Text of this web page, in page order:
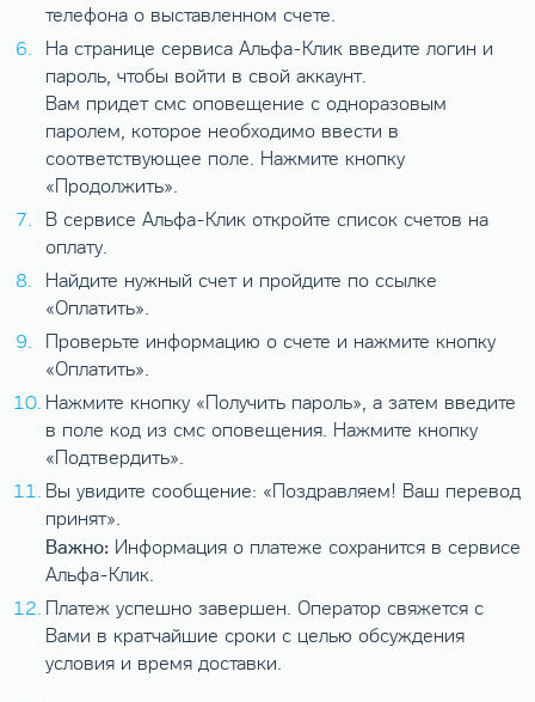
телефона о выставленном счете.
На странице сервиса Альфа-Клик введите логин и
пароль, чтобы войти в свой аккаунт.
Вам придет смс оповещение с одноразовым
паролем, которое необходимо ввести в
соответствующее поле. Нажмите кнопку
«Продолжить».
В сервисе Альфа-Клик откройте список счетов на
оплату.
Найдите нужный счет и пройдите по ссылке
«Оплатить».
Проверьте информацию о счете и нажмите кнопку
«Оплатить».
Нажмите кнопку «Получить пароль», а затем введите
в поле код из смс оповещения. Нажмите кнопку
«Подтвердить».
Вы увидите сообщение: «Поздравляем! Ваш перевод
принят».
Важно:Информация о платеже сохранится в сервисе
Альфа-Клик.
Платеж успешно завершен. Оператор свяжется с
Вами в кратчайшие сроки с целью обсуждения
условия и время доставки.